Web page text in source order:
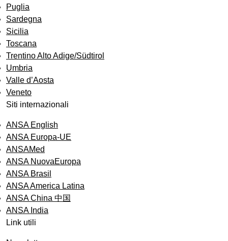
Puglia
Sardegna
Sicilia
Toscana
Trentino Alto Adige/Südtirol
Umbria
Valle d’Aosta
Veneto
Siti internazionali
ANSA English
ANSA Europa-UE
ANSAMed
ANSA NuovaEuropa
ANSA Brasil
ANSA America Latina
ANSA China 中国
ANSA India
Link utili